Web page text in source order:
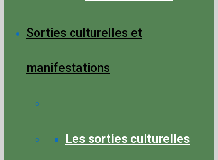
Sorties culturelles et
manifestations
Les sorties culturelles